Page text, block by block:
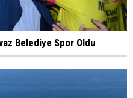
Belediye Spor Oldu